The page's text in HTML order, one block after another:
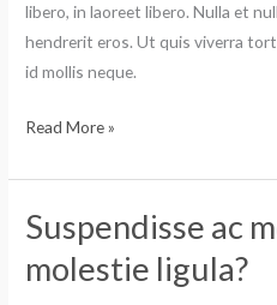
libero, in laoreet libero. Nulla et
hendrerit eros. Ut quis viverra
id mollis neque.
Read More »
Suspendisse ac
molestie ligula?
Suspendisse
mollis